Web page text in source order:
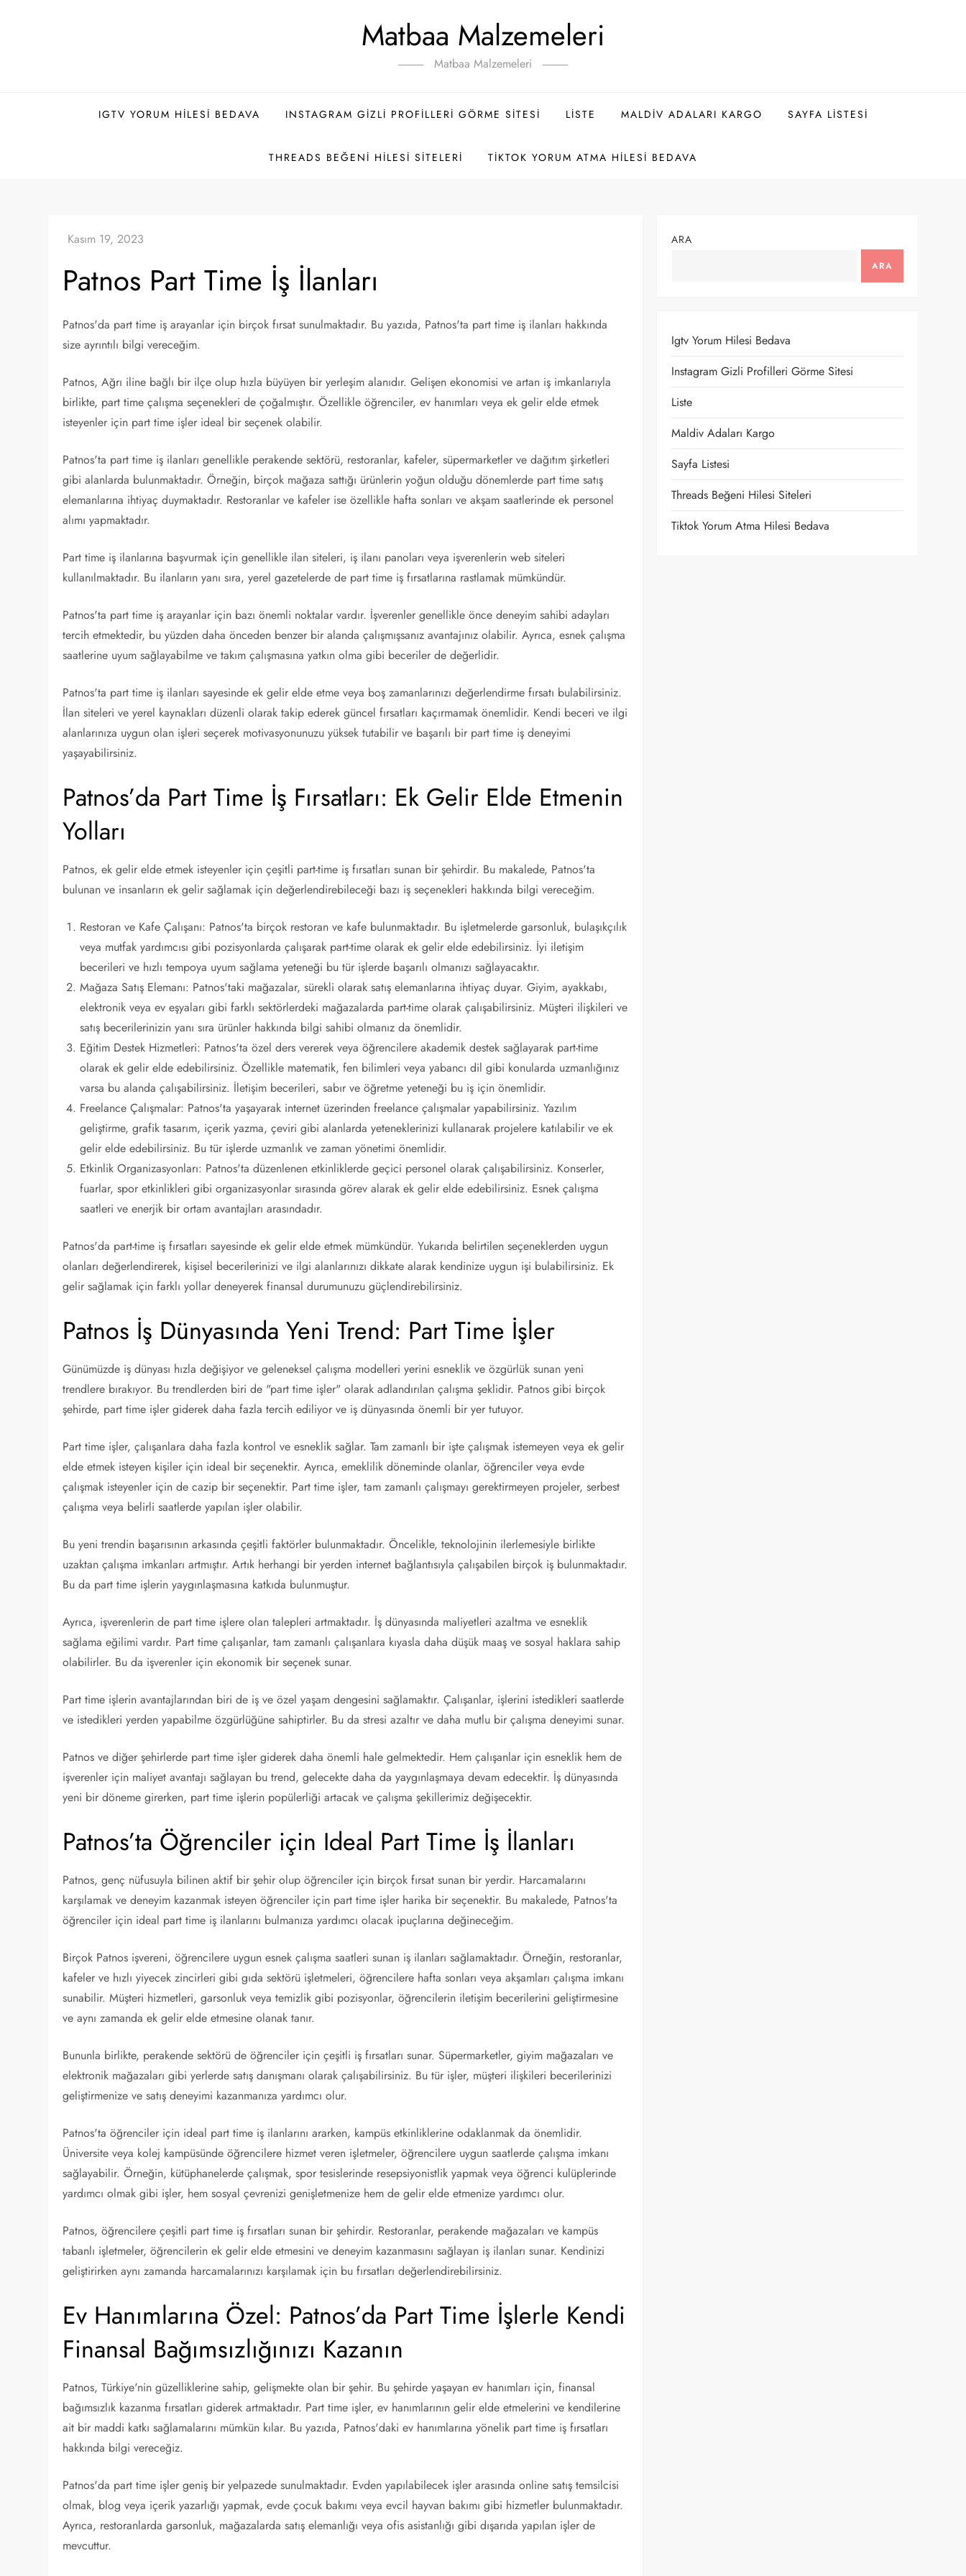
Matbaa Malzemeleri
Matbaa Malzemeleri
IGTV YORUM HILESI BEDAVA INSTAGRAM GIZLI PROFILLERI GÖRME SITESI LISTE MALDIV ADALARI KARGO SAYFA LISTESI
THREADS BEĞENI HILESI SITELERI TIKTOK YORUM ATMA HILESI BEDAVA
Patnos Part Time İş İlanları
Patnos'da part time iş arayanlar için birçok fırsat sunulmaktadır. Bu yazıda, Patnos'ta part time iş ilanları hakkında
size ayrıntılı bilgi vereceğim.
Patnos, Ağrı iline bağlı bir ilçe olup hızla büyüyen bir yerleşim alanıdır. Gelişen ekonomisi ve artan iş imkanlarıyla
birlikte, part time çalışma seçenekleri de çoğalmıştır. Özellikle öğrenciler, ev hanımları veya ek gelir elde etmek
isteyenler için part time işler ideal bir seçenek olabilir.
Patnos'ta part time iş ilanları genellikle perakende sektörü, restoranlar, kafeler, süpermarketler ve dağıtım şirketleri
gibi alanlarda bulunmaktadır. Örneğin, birçok mağaza sattığı ürünlerin yoğun olduğu dönemlerde part time satış
elemanlarına ihtiyaç duymaktadır. Restoranlar ve kafeler ise özellikle hafta sonları ve akşam saatlerinde ek personel
alımı yapmaktadır.
Part time iş ilanlarına başvurmak için genellikle ilan siteleri, iş ilanı panoları veya işverenlerin web siteleri
kullanılmaktadır. Bu ilanların yanı sıra, yerel gazetelerde de part time iş fırsatlarına rastlamak mümkündür.
Patnos'ta part time iş arayanlar için bazı önemli noktalar vardır. İşverenler genellikle önce deneyim sahibi adayları
tercih etmektedir, bu yüzden daha önceden benzer bir alanda çalışmışsanız avantajınız olabilir. Ayrıca, esnek çalışma
saatlerine uyum sağlayabilme ve takım çalışmasına yatkın olma gibi beceriler de değerlidir.
Patnos'ta part time iş ilanları sayesinde ek gelir elde etme veya boş zamanlarınızı değerlendirme fırsatı bulabilirsiniz.
İlan siteleri ve yerel kaynakları düzenli olarak takip ederek güncel fırsatları kaçırmamak önemlidir. Kendi beceri ve ilgi
alanlarınıza uygun olan işleri seçerek motivasyonunuzu yüksek tutabilir ve başarılı bir part time iş deneyimi
yaşayabilirsiniz.
Patnos’da Part Time İş Fırsatları: Ek Gelir Elde Etmenin
Yolları
Patnos, ek gelir elde etmek isteyenler için çeşitli part-time iş fırsatları sunan bir şehirdir. Bu makalede, Patnos'ta
bulunan ve insanların ek gelir sağlamak için değerlendirebileceği bazı iş seçenekleri hakkında bilgi vereceğim.
Restoran ve Kafe Çalışanı: Patnos'ta birçok restoran ve kafe bulunmaktadır. Bu işletmelerde garsonluk, bulaşıkçılık
veya mutfak yardımcısı gibi pozisyonlarda çalışarak part-time olarak ek gelir elde edebilirsiniz. İyi iletişim
becerileri ve hızlı tempoya uyum sağlama yeteneği bu tür işlerde başarılı olmanızı sağlayacaktır.
Mağaza Satış Elemanı: Patnos'taki mağazalar, sürekli olarak satış elemanlarına ihtiyaç duyar. Giyim, ayakkabı,
elektronik veya ev eşyaları gibi farklı sektörlerdeki mağazalarda part-time olarak çalışabilirsiniz. Müşteri ilişkileri ve
satış becerilerinizin yanı sıra ürünler hakkında bilgi sahibi olmanız da önemlidir.
Eğitim Destek Hizmetleri: Patnos'ta özel ders vererek veya öğrencilere akademik destek sağlayarak part-time
olarak ek gelir elde edebilirsiniz. Özellikle matematik, fen bilimleri veya yabancı dil gibi konularda uzmanlığınız
varsa bu alanda çalışabilirsiniz. İletişim becerileri, sabır ve öğretme yeteneği bu iş için önemlidir.
Freelance Çalışmalar: Patnos'ta yaşayarak internet üzerinden freelance çalışmalar yapabilirsiniz. Yazılım
geliştirme, grafik tasarım, içerik yazma, çeviri gibi alanlarda yeteneklerinizi kullanarak projelere katılabilir ve ek
gelir elde edebilirsiniz. Bu tür işlerde uzmanlık ve zaman yönetimi önemlidir.
Etkinlik Organizasyonları: Patnos'ta düzenlenen etkinliklerde geçici personel olarak çalışabilirsiniz. Konserler,
fuarlar, spor etkinlikleri gibi organizasyonlar sırasında görev alarak ek gelir elde edebilirsiniz. Esnek çalışma
saatleri ve enerjik bir ortam avantajları arasındadır.
Patnos'da part-time iş fırsatları sayesinde ek gelir elde etmek mümkündür. Yukarıda belirtilen seçeneklerden uygun
olanları değerlendirerek, kişisel becerilerinizi ve ilgi alanlarınızı dikkate alarak kendinize uygun işi bulabilirsiniz. Ek
gelir sağlamak için farklı yollar deneyerek finansal durumunuzu güçlendirebilirsiniz.
Patnos İş Dünyasında Yeni Trend: Part Time İşler
Günümüzde iş dünyası hızla değişiyor ve geleneksel çalışma modelleri yerini esneklik ve özgürlük sunan yeni
trendlere bırakıyor. Bu trendlerden biri de "part time işler" olarak adlandırılan çalışma şeklidir. Patnos gibi birçok
şehirde, part time işler giderek daha fazla tercih ediliyor ve iş dünyasında önemli bir yer tutuyor.
Part time işler, çalışanlara daha fazla kontrol ve esneklik sağlar. Tam zamanlı bir işte çalışmak istemeyen veya ek gelir
elde etmek isteyen kişiler için ideal bir seçenektir. Ayrıca, emeklilik döneminde olanlar, öğrenciler veya evde
çalışmak isteyenler için de cazip bir seçenektir. Part time işler, tam zamanlı çalışmayı gerektirmeyen projeler, serbest
çalışma veya belirli saatlerde yapılan işler olabilir.
Bu yeni trendin başarısının arkasında çeşitli faktörler bulunmaktadır. Öncelikle, teknolojinin ilerlemesiyle birlikte
uzaktan çalışma imkanları artmıştır. Artık herhangi bir yerden internet bağlantısıyla çalışabilen birçok iş bulunmaktadır.
Bu da part time işlerin yaygınlaşmasına katkıda bulunmuştur.
Ayrıca, işverenlerin de part time işlere olan talepleri artmaktadır. İş dünyasında maliyetleri azaltma ve esneklik
sağlama eğilimi vardır. Part time çalışanlar, tam zamanlı çalışanlara kıyasla daha düşük maaş ve sosyal haklara sahip
olabilirler. Bu da işverenler için ekonomik bir seçenek sunar.
Part time işlerin avantajlarından biri de iş ve özel yaşam dengesini sağlamaktır. Çalışanlar, işlerini istedikleri saatlerde
ve istedikleri yerden yapabilme özgürlüğüne sahiptirler. Bu da stresi azaltır ve daha mutlu bir çalışma deneyimi sunar.
Patnos ve diğer şehirlerde part time işler giderek daha önemli hale gelmektedir. Hem çalışanlar için esneklik hem de
işverenler için maliyet avantajı sağlayan bu trend, gelecekte daha da yaygınlaşmaya devam edecektir. İş dünyasında
yeni bir döneme girerken, part time işlerin popülerliği artacak ve çalışma şekillerimiz değişecektir.
Patnos’ta Öğrenciler için Ideal Part Time İş İlanları
Patnos, genç nüfusuyla bilinen aktif bir şehir olup öğrenciler için birçok fırsat sunan bir yerdir. Harcamalarını
karşılamak ve deneyim kazanmak isteyen öğrenciler için part time işler harika bir seçenektir. Bu makalede, Patnos'ta
öğrenciler için ideal part time iş ilanlarını bulmanıza yardımcı olacak ipuçlarına değineceğim.
Birçok Patnos işvereni, öğrencilere uygun esnek çalışma saatleri sunan iş ilanları sağlamaktadır. Örneğin, restoranlar,
kafeler ve hızlı yiyecek zincirleri gibi gıda sektörü işletmeleri, öğrencilere hafta sonları veya akşamları çalışma imkanı
sunabilir. Müşteri hizmetleri, garsonluk veya temizlik gibi pozisyonlar, öğrencilerin iletişim becerilerini geliştirmesine
ve aynı zamanda ek gelir elde etmesine olanak tanır.
Bununla birlikte, perakende sektörü de öğrenciler için çeşitli iş fırsatları sunar. Süpermarketler, giyim mağazaları ve
elektronik mağazaları gibi yerlerde satış danışmanı olarak çalışabilirsiniz. Bu tür işler, müşteri ilişkileri becerilerinizi
geliştirmenize ve satış deneyimi kazanmanıza yardımcı olur.
Patnos'ta öğrenciler için ideal part time iş ilanlarını ararken, kampüs etkinliklerine odaklanmak da önemlidir.
Üniversite veya kolej kampüsünde öğrencilere hizmet veren işletmeler, öğrencilere uygun saatlerde çalışma imkanı
sağlayabilir. Örneğin, kütüphanelerde çalışmak, spor tesislerinde resepsiyonistlik yapmak veya öğrenci kulüplerinde
yardımcı olmak gibi işler, hem sosyal çevrenizi genişletmenize hem de gelir elde etmenize yardımcı olur.
Patnos, öğrencilere çeşitli part time iş fırsatları sunan bir şehirdir. Restoranlar, perakende mağazaları ve kampüs
tabanlı işletmeler, öğrencilerin ek gelir elde etmesini ve deneyim kazanmasını sağlayan iş ilanları sunar. Kendinizi
geliştirirken aynı zamanda harcamalarınızı karşılamak için bu fırsatları değerlendirebilirsiniz.
Ev Hanımlarına Özel: Patnos’da Part Time İşlerle Kendi
Finansal Bağımsızlığınızı Kazanın
Patnos, Türkiye'nin güzelliklerine sahip, gelişmekte olan bir şehir. Bu şehirde yaşayan ev hanımları için, finansal
bağımsızlık kazanma fırsatları giderek artmaktadır. Part time işler, ev hanımlarının gelir elde etmelerini ve kendilerine
ait bir maddi katkı sağlamalarını mümkün kılar. Bu yazıda, Patnos'daki ev hanımlarına yönelik part time iş fırsatları
hakkında bilgi vereceğiz.
Patnos'da part time işler geniş bir yelpazede sunulmaktadır. Evden yapılabilecek işler arasında online satış temsilcisi
olmak, blog veya içerik yazarlığı yapmak, evde çocuk bakımı veya evcil hayvan bakımı gibi hizmetler bulunmaktadır.
Ayrıca, restoranlarda garsonluk, mağazalarda satış elemanlığı veya ofis asistanlığı gibi dışarıda yapılan işler de
mevcuttur.
ARA
ARA
Igtv Yorum Hilesi Bedava
Instagram Gizli Profilleri Görme Sitesi
Liste
Maldiv Adaları Kargo
Sayfa Listesi
Threads Beğeni Hilesi Siteleri
Tiktok Yorum Atma Hilesi Bedava